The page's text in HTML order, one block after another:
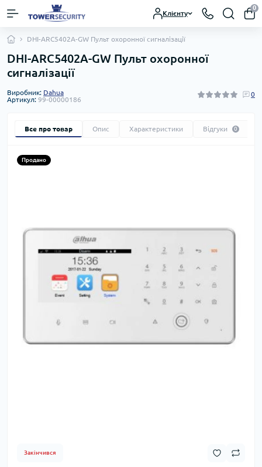
Клієнту
0
DHI-ARC5402A-GW Пульт охоронної сигналізації
DHI-ARC5402A-GW Пульт охоронної
сигналізації
Виробник: Dahua
Артикул: 99-00000186
0
Все про товар Опис Характеристики Відгуки 0
Продано
Закінчився